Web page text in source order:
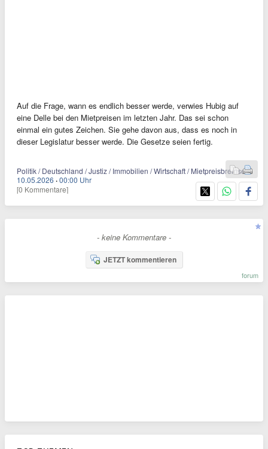
Auf die Frage, wann es endlich besser werde, verwies Hubig auf
eine Delle bei den Mietpreisen im letzten Jahr. Das sei schon
einmal ein gutes Zeichen. Sie gehe davon aus, dass es noch in
dieser Legislatur besser werde. Die Gesetze seien fertig.
Politik / Deutschland / Justiz / Immobilien / Wirtschaft / Mietpreisbremse
10.05.2026 ·00:00 Uhr
[0 Kommentare]
- keine Kommentare -
JETZT kommentieren
forum